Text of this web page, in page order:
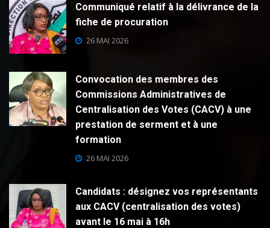
Communiqué relatif à la délivrance de la
fiche de procuration
26 MAI 2026
Convocation des membres des
Commissions Administratives de
Centralisation des Votes (CACV) à une
prestation de serment et à une
formation
26 MAI 2026
Candidats : désignez vos représentants
aux CACV (centralisation des votes)
avant le 16 mai à 16h